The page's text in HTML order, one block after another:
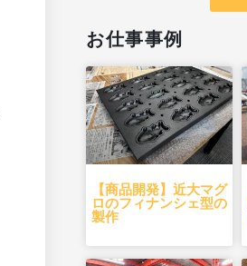
お仕事事例
【商品開発】近大マグ
ロのフィナンシェ型の
製作